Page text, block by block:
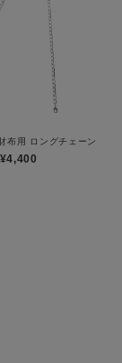
布用 ロングチェーン
¥4,400